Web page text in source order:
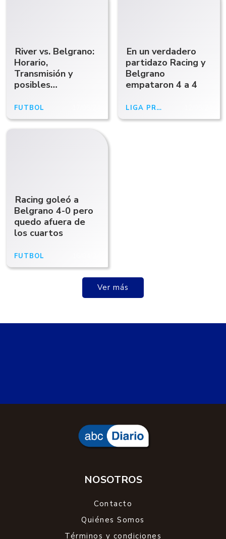
River vs. Belgrano:
Horario,
Transmisión y
posibles
FUTBOL
En un verdadero
partidazo Racing y
Belgrano
empataron 4 a 4
LIGA PROFESIONAL 2024
Racing goleó a
Belgrano 4-0 pero
quedo afuera de
los cuartos
FUTBOL
Ver más
NOSOTROS
Contacto
Quiénes Somos
Términos y condiciones